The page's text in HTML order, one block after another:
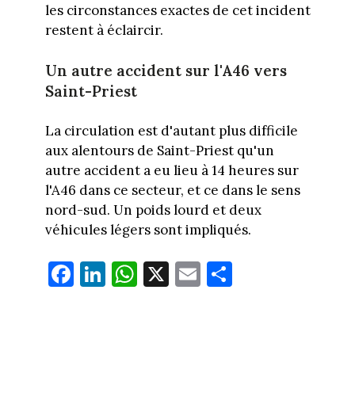
les circonstances exactes de cet incident
restent à éclaircir.
Un autre accident sur l'A46 vers
Saint-Priest
La circulation est d'autant plus difficile
aux alentours de Saint-Priest qu'un
autre accident a eu lieu à 14 heures sur
l'A46 dans ce secteur, et ce dans le sens
nord-sud. Un poids lourd et deux
véhicules légers sont impliqués.
Fa
ce
Li
nk
W
ha
X E
m
Pa
rt